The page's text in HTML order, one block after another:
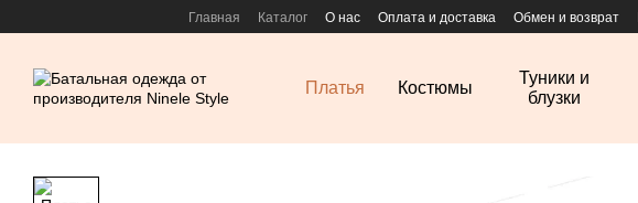
Перейти к основному контенту
Главная Каталог О нас Оплата и доставка Обмен и возврат
Платья Костюмы
Туники и
блузки